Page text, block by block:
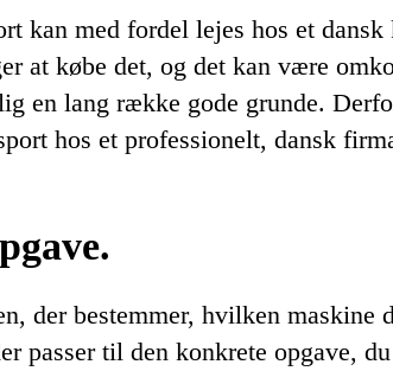
kan med fordel lejes hos et
at købe det, og det kan være
en lang række gode grunde.
hos et professionelt, dansk
der bestemmer, hvilken maskine
passer til den konkrete opgave,